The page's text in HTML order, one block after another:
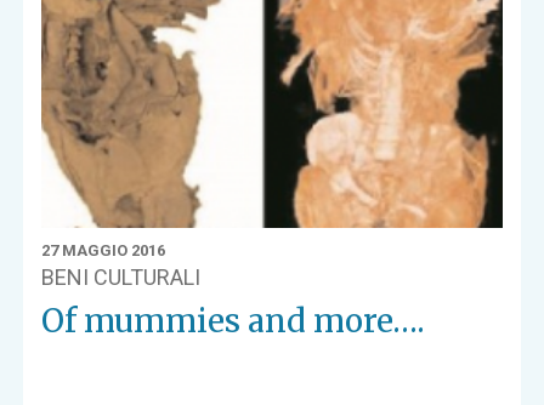
27 MAGGIO 2016
BENI CULTURALI
Of mummies and more….